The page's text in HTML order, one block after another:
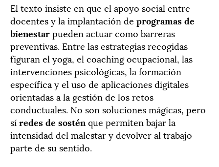
El texto insiste en que el apoyo social entre
docentes y la implantación de programas de
bienestarpueden actuar como barreras
preventivas. Entre las estrategias recogidas
figuran el yoga, el coaching ocupacional, las
intervenciones psicológicas, la formación
específica y el uso de aplicaciones digitales
orientadas a la gestión de los retos
conductuales. No son soluciones mágicas, pero
síredes de sostén que permiten bajar la
intensidad del malestar y devolver al trabajo
parte de su sentido.